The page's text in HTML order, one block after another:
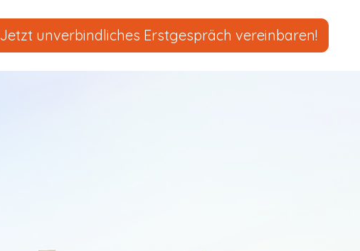
Jetzt unverbindliches Erstgespräch vereinbaren!